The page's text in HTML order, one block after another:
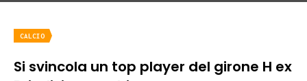
CALCIO
Si svincola un top player del girone H ex